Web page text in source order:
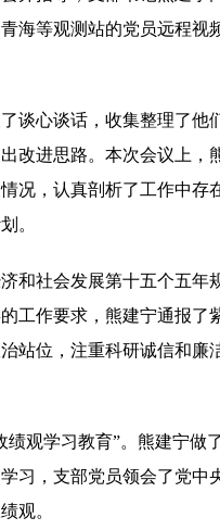
海等观测站的党员远程视
谈心谈话，收集整理了他
改进思路。本次会议上，
况，认真剖析了工作中存
。
和社会发展第十五个五年
工作要求，熊建宁通报了
站位，注重科研诚信和廉
观学习教育”。熊建宁做
习，支部党员领会了党中
观。